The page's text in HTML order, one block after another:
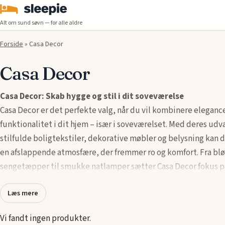
Alt om sund søvn — for alle aldre
Forside» Casa Decor
Casa Decor
Casa Decor: Skab hygge og stil i dit soveværelse
Casa Decor er det perfekte valg, når du vil kombinere
funktionalitet i dit hjem – især i soveværelset. Med deres
stilfulde boligtekstiler, dekorative møbler og belysning kan
en afslappende atmosfære, der fremmer ro og komfort. Fra
sengetæpper til smukke natlamper sætter Casa Decor fokus
og tidløse designs, der gør dit soveværelse til et elegant
Casa Decor passer perfekt ind i Sleepie.dk’s univers, hvor
æstetik går hånd i hånd. Gør dit soveværelse til en luksuriøs
Læs mere
Vi fandt ingen produkter.